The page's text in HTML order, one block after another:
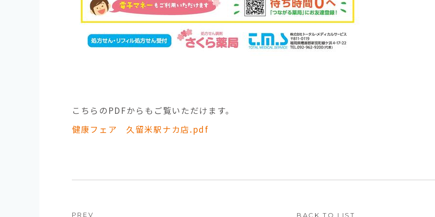
こちらのPDFからもご覧いただけます。
健康フェア 久留米駅ナカ店.pdf
PREV BACK TO LIST